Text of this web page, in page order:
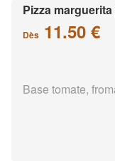
Pizza
Dès 11.50 €
Base tomate,